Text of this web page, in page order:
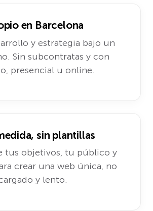
en Barcelona
y estrategia bajo un
Sin subcontratas y con
presencial u online.
sin plantillas
tus objetivos, tu público y
crear una web única, no
y lento.